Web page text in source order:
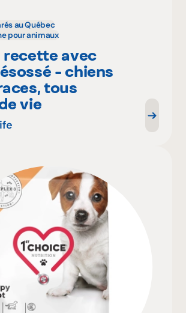
au Québec
pour animaux
recette avec
- chiens
tous
vie